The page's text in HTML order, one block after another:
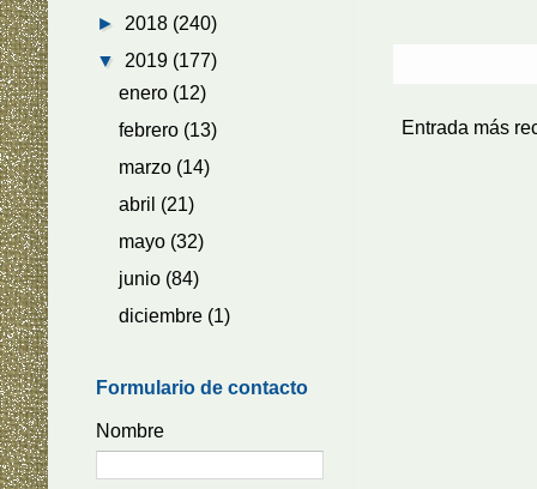
Entrada más
► 2018 (240)
▼ 2019 (177)
enero (12)
febrero (13)
marzo (14)
abril (21)
mayo (32)
junio (84)
diciembre (1)
Formulario de contacto
Nombre